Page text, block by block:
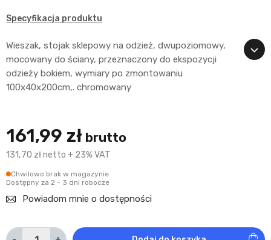
Specyfikacja produktu
Wieszak, stojak sklepowy na odzież, dwupoziomowy,
mocowany do ściany, przeznaczony do ekspozycji
odzieży bokiem, wymiary po zmontowaniu
100x40x200cm,. chromowany
161,99 zł brutto
131,70 zł netto + 23% VAT
Chwilowo brak w magazynie
Dostępny za 2 - 3 dni robocze
Powiadom mnie o dostępności